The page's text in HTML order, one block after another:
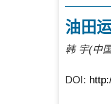
油田
韩 宇(中
DOI: